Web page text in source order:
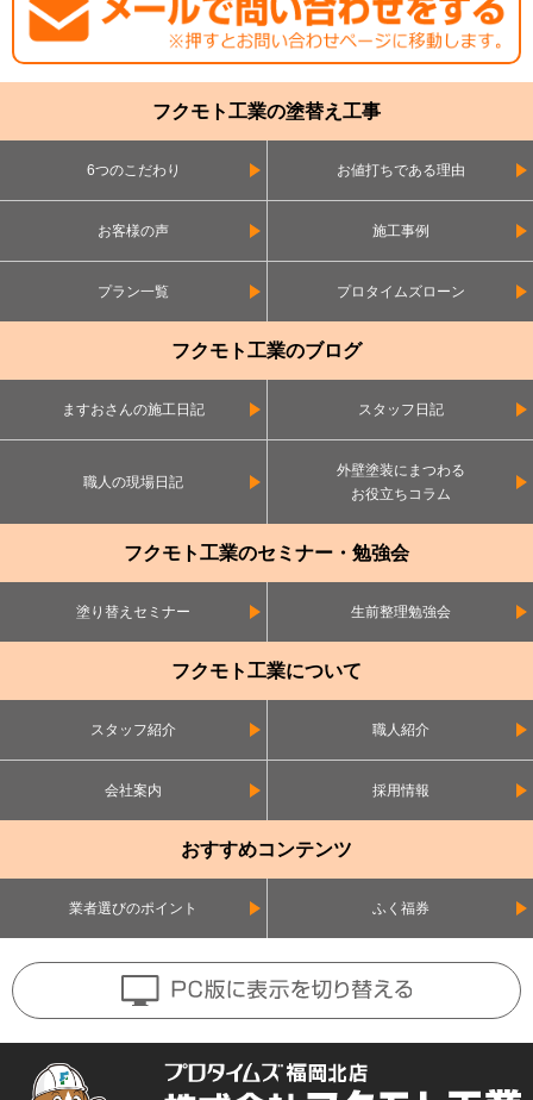
フクモト工業の塗替え工事
6つのこだわり お値打ちである理由
お客様の声 施工事例
プラン一覧 プロタイムズローン
フクモト工業のブログ
ますおさんの施工日記 スタッフ日記
職人の現場日記
外壁塗装にまつわる
お役立ちコラム
フクモト工業のセミナー・勉強会
塗り替えセミナー 生前整理勉強会
フクモト工業について
スタッフ紹介 職人紹介
会社案内 採用情報
おすすめコンテンツ
業者選びのポイント ふく福券